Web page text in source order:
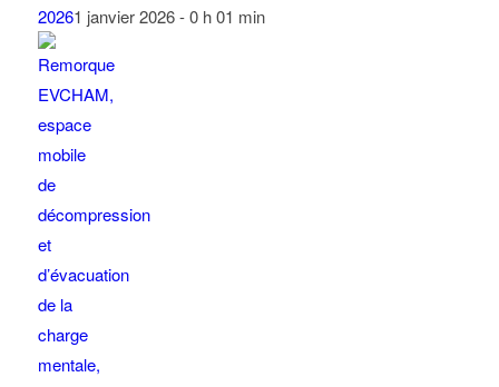
20261 janvier 2026 - 0 h 01 min